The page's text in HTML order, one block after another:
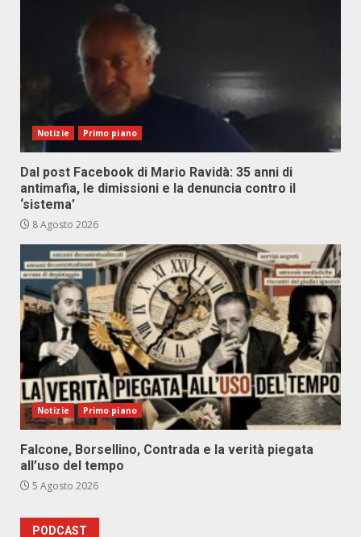
Notizie Primo piano
Dal post Facebook di Mario Ravidà: 35 anni di
antimafia, le dimissioni e la denuncia contro il
‘sistema’
8 Agosto 2026
Notizie Primo piano
Falcone, Borsellino, Contrada e la verità piegata
all’uso del tempo
5 Agosto 2026
PODCAST